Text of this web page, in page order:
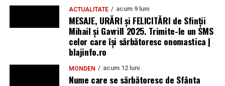
ACTUALITATE acum 9 luni
MESAJE, URĂRI și FELICITĂRI de Sfinții
Mihail și Gavrill 2025. Trimite-le un SMS
celor care își sărbătoresc onomastica |
blajinfo.ro
MONDEN acum 12 luni
Nume care se sărbătoresc de Sfânta